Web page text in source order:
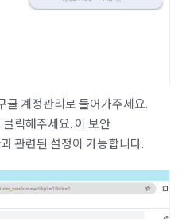
글 계정관리로 들어가주세요.
릭해주세요. 이 보안
관련된 설정이 가능합니다.